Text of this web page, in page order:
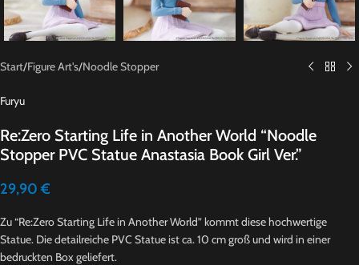
Start/Figure Art's/Noodle Stopper
Furyu
Re:Zero Starting Life in Another World “Noodle
Stopper PVC Statue Anastasia Book Girl Ver.”
29,90 €
Zu “Re:Zero Starting Life in Another World” kommt diese hochwertige
Statue. Die detailreiche PVC Statue ist ca. 10 cm groß und wird in einer
bedruckten Box geliefert.